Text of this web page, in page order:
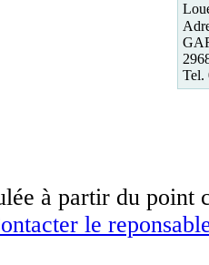
Tel.
à partir du point
le